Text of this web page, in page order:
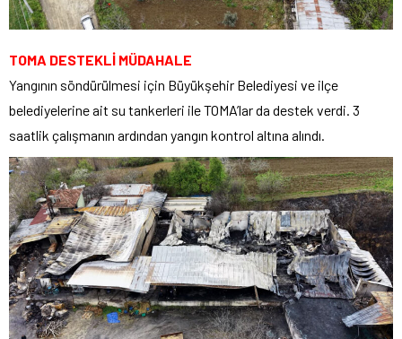
TOMA DESTEKLİ MÜDAHALE
Yangının söndürülmesi için Büyükşehir Belediyesi ve ilçe
belediyelerine ait su tankerleri ile TOMA’lar da destek verdi. 3
saatlik çalışmanın ardından yangın kontrol altına alındı.